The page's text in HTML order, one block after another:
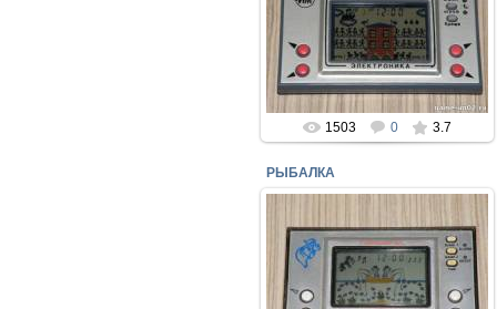
Игра электроника НОЧНЫЕ
ВОРИШКИ, одна из
разновидностей игр, рисунок
подложки сделан на бумаге.
perepelin
1503 0 3.7
РЫБАЛКА
24.04.2016
Вот ещё одна разновидность игры
"ЭЛЕКТРОНИКА" - "РЫБАЛКА" от
завода "ПРОТОН"